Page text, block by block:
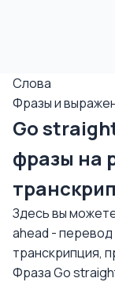
Слова
Фразы и
Go
фразы на
Здесь вы
ahead - перевод
транскрипция,
Фраза Go